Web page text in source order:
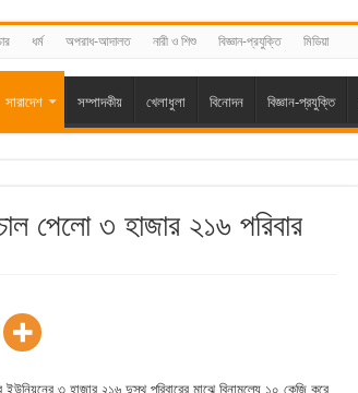
ধর্ম অপরাধ-আদালত নারী ও শিশু বিজ্ঞান-প্রযুক্তি মিডিয়া
সারাদেশ সম্পাদকীয় খেলাধুলা বিনোদন বিজ্ঞান-প্রযুক্তি
পেলো ৩ হাজার ২১৬ পরিবার
৩ হাজার ২১৬ দুস্থ পরিবারের মাঝে বিনামূল্যে ১০ কেজি করে